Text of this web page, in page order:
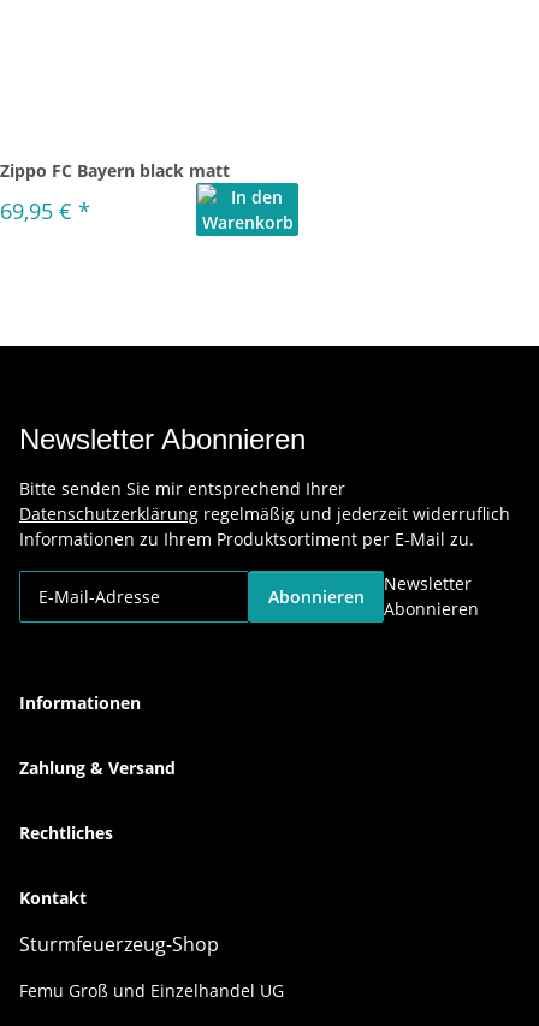
Zippo FC Bayern black matt
69,95 € *
Newsletter Abonnieren
Bitte senden Sie mir entsprechend Ihrer
Datenschutzerklärung regelmäßig und jederzeit widerruflich
Informationen zu Ihrem Produktsortiment per E-Mail zu.
Abonnieren
Newsletter
Abonnieren
Informationen
Zahlung & Versand
Rechtliches
Kontakt
Sturmfeuerzeug-Shop
Femu Groß und Einzelhandel UG